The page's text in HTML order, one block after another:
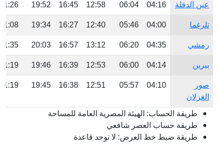
عين الدفلة 04:16
06:04
12:58
16:45
19:52
تلرغما 04:00
05:46
12:40
16:27
19:34
رمشي 04:35
06:20
13:12
16:57
20:03
بيرين 04:14
06:00
12:53
16:39
19:46
صور
الغزلان
04:10
05:57
12:51
16:38
19:45
طريقة الحساب: الهيئة المصرية العامة للمساحة
طريقة حساب العصر شافعي
طريقة ضبط خط العرض: لا توجد قاعدة